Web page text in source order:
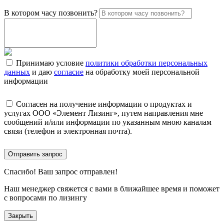
В котором часу позвонить?
Принимаю условие политики обработки персональных
данных и даю согласие на обработку моей персональной
информации
Согласен на получение информации о продуктах и
услугах ООО «Элемент Лизинг», путем направления мне
сообщений и/или информации по указанным мною каналам
связи (телефон и электронная почта).
Отправить запрос
Спасибо! Ваш запрос отправлен!
Наш менеджер свяжется с вами в ближайшее время и поможет
с вопросами по лизингу
Закрыть